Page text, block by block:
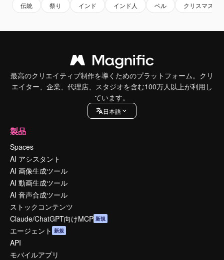
伝統 祭り インド インド人 ベル クリスマス
最高のクリエイティブ制作を導くためのプラットフォーム。クリ
エイター、企業、代理店、スタジオを含む100万人以上が利用し
ています。
日本語
製品
Spaces
AI アシスタント
AI 画像生成ツール
AI 動画生成ツール
AI 音声合成ツール
ストックコンテンツ
Claude/ChatGPT向けMCP 新規
エージェント 新規
API
モバイルアプリ